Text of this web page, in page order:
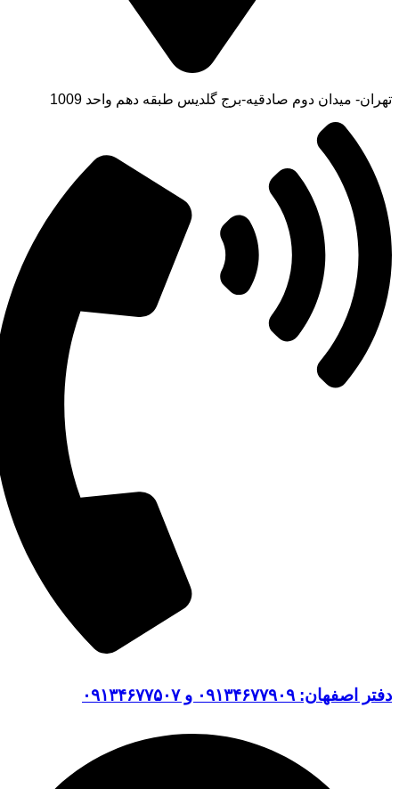
تهران- میدان دوم صادقیه-برج گلدیس طبقه دهم واحد 1009
دفتر اصفهان: ۰۹۱۳۴۶۷۷۹۰۹ و ۰۹۱۳۴۶۷۷۵۰۷